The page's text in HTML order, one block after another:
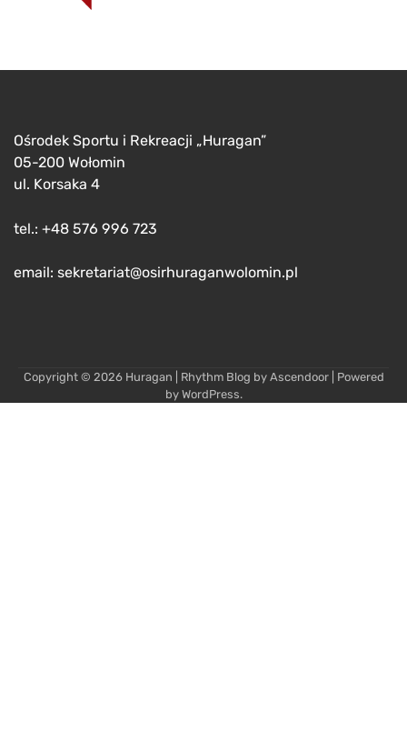
Ośrodek Sportu i Rekreacji „Huragan”
05-200 Wołomin
ul. Korsaka 4
tel.: +48 576 996 723
email: sekretariat@osirhuraganwolomin.pl
Copyright © 2026 Huragan | Rhythm Blog by Ascendoor| Powered
by WordPress.